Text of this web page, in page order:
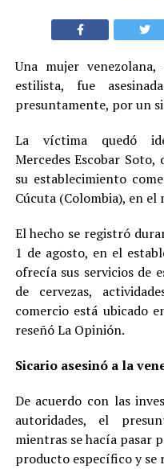
Una mujer venezolana,
estilista, fue
presuntamente, por un
La víctima quedó
Mercedes Escobar
su establecimiento
Cúcuta (Colombia), en
El hecho se registró
1 de agosto, en el
ofrecía sus servicios de
de cervezas,
comercio está ubicado
reseñó La Opinión.
Sicario asesinó a la
De acuerdo con las
autoridades, el
mientras se hacía pasar
producto específico y se